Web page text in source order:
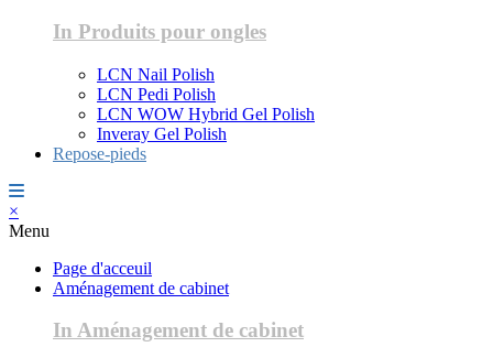
In Produits pour ongles
LCN Nail Polish
LCN Pedi Polish
LCN WOW Hybrid Gel Polish
Inveray Gel Polish
Repose-pieds
×
Menu
Page d'acceuil
Aménagement de cabinet
In Aménagement de cabinet